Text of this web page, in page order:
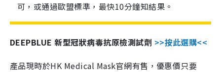
可，或通過歐盟標準，最快10分鐘知結果。
DEEPBLUE 新型冠狀病毒抗原檢測試劑 >>按此選購<<
產品現時於HK Medical Mask官網有售，優惠價只要